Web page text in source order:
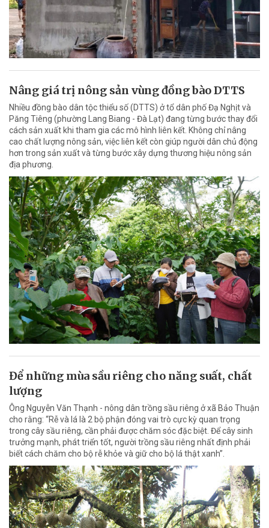
Nâng giá trị nông sản vùng đồng bào DTTS
Nhiều đồng bào dân tộc thiểu số (DTTS) ở tổ dân phố Đạ Nghịt và
Păng Tiêng (phường Lang Biang - Đà Lạt) đang từng bước thay đổi
cách sản xuất khi tham gia các mô hình liên kết. Không chỉ nâng
cao chất lượng nông sản, việc liên kết còn giúp người dân chủ động
hơn trong sản xuất và từng bước xây dựng thương hiệu nông sản
địa phương.
Để những mùa sầu riêng cho năng suất, chất
lượng
Ông Nguyễn Văn Thạnh - nông dân trồng sầu riêng ở xã Bảo Thuận
cho rằng: “Rễ và lá là 2 bộ phận đóng vai trò cực kỳ quan trọng
trong cây sầu riêng, cần phải được chăm sóc đặc biệt. Để cây sinh
trưởng mạnh, phát triển tốt, người trồng sầu riêng nhất định phải
biết cách chăm cho bộ rễ khỏe và giữ cho bộ lá thật xanh”.